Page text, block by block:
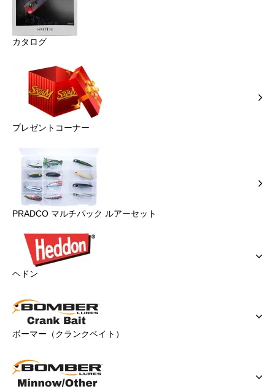
カタログ
プレゼントコーナー
PRADCO マルチパック ルアーセット
ヘドン
ボーマー（クランクベイト）